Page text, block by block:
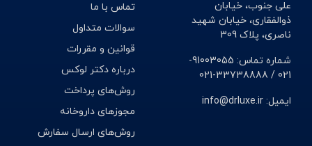
زدایی، پاکسازی، بهبود خون رسانی کبد و یا بهبود کبد چرب را
دارند.
نشانه ها و علائم بیماری کبد جرب
علی جنوب، خیابان
ذوالفقاری، خیابان شهید
ناصری، پلاک 309
شماره تماس: 91003055-
021 / 33738888-021
ایمیل: info@drluxe.ir
تماس با ما
سوالات متداول
قوانین و مقررات
درباره دکتر لوکس
روش‌های پرداخت
مجوزهای داروخانه
روش‌های ارسال سفارش